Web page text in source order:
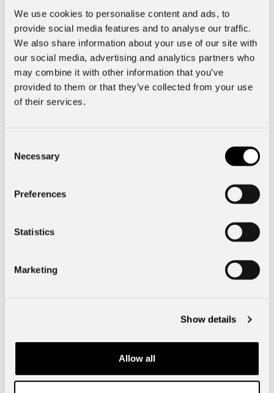
We use cookies to personalise content and ads, to
provide social media features and to analyse our traffic.
We also share information about your use of our site with
our social media, advertising and analytics partners who
may combine it with other information that you’ve
provided to them or that they’ve collected from your use
of their services.
Selection
Necessary
Preferences
Statistics
Marketing
Show details
Allow all
Interiör
Funktioner
Specifik fordonsdata
Kinna Bil
Verkstadsgatan 4
Bilförsäljning